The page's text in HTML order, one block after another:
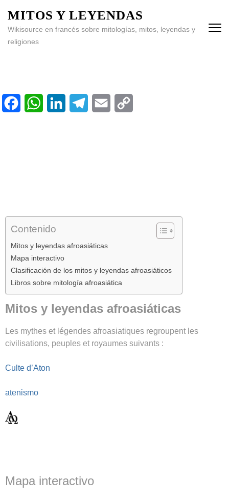
MITOS Y LEYENDAS
Wikisource en francés sobre mitologías, mitos, leyendas y
religiones
Contenido
Mitos y leyendas afroasiáticas
Mapa interactivo
Clasificación de los mitos y leyendas afroasiáticos
Libros sobre mitología afroasiática
Mitos y leyendas afroasiáticas
Les mythes et légendes afroasiatiques regroupent les
civilisations, peuples et royaumes suivants :
Culte d’Aton
atenismo
Mapa interactivo